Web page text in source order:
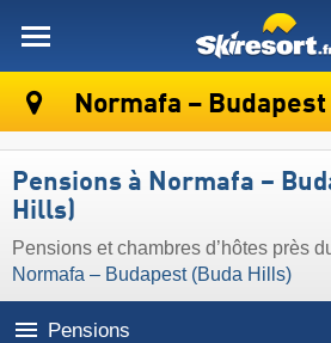
Normafa –
Pensions à Normafa –
Hills)
Pensions et chambres d’hôtes près
Normafa – Budapest (Buda Hills)
Pensions